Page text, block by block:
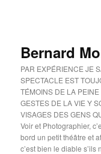
Bernard
PAR EXPÉRIENCE JE
SPECTACLE EST
TÉMOINS DE LA
GESTES DE LA VIE Y
VISAGES DES GENS
Voir et Photographier,
bord un petit théâtre et
c’est bien le diable s’ils